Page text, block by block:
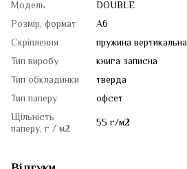
Модель
DOUBLE
Розмір, формат
A6
Скріплення
пружина вертикальна
Тип виробу
книга записна
Тип обкладинки
тверда
Тип паперу
офсет
Щільність
паперу, г / м2
55 г/м2